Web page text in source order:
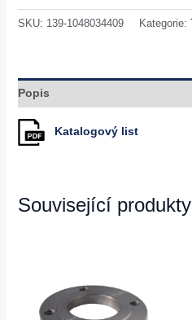
SKU: 139-1048034409 Kategorie:
Popis
Katalogový list
Související produkty